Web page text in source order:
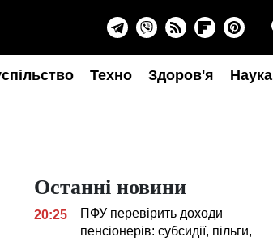
Техно Здоров'я Наука
Останні новини
20:25
ПФУ перевірить доходи
пенсіонерів: субсидії, пільги,